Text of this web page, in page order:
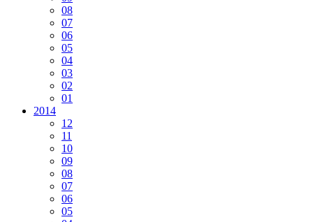
08
07
06
05
04
03
02
01
2014
12
11
10
09
08
07
06
05